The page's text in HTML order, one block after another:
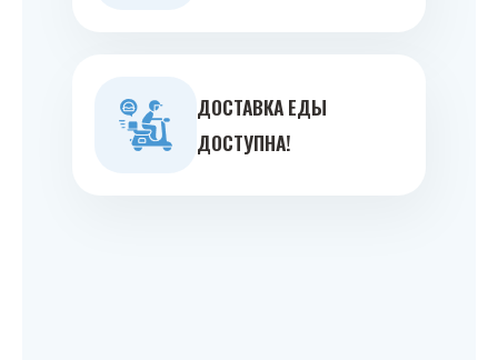
ДОСТАВКА ЕДЫ
ДОСТУПНА!